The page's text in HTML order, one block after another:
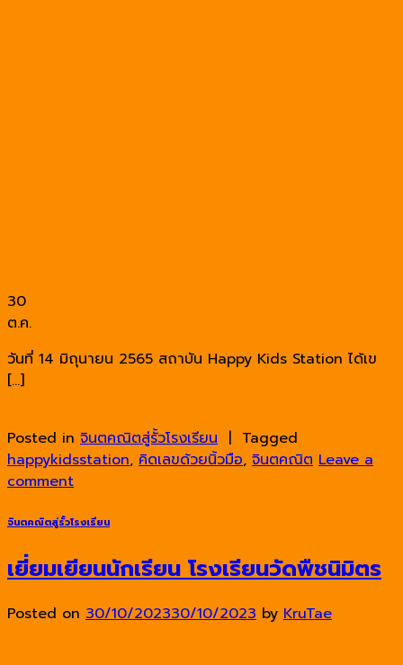
30
ต.ค.
วันที่ 14 มิถุนายน 2565 สถาบัน Happy Kids Station ได้เข
[…]
Posted in จินตคณิตสู่รั้วโรงเรียน | Tagged
happykidsstation, คิดเลขด้วยนิ้วมือ, จินตคณิต Leave a
comment
จินตคณิตสู่รั้วโรงเรียน
เยี่ยมเยียนนักเรียน โรงเรียนวัดพืชนิมิตร
Posted on 30/10/202330/10/2023 by KruTae